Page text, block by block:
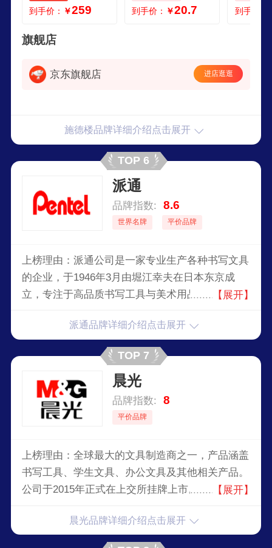
生日礼物 施德楼学
绘画礼盒
到手价： ￥259
用品 玫红桔2块装5
到手价： ￥20.7
M 橙色
到手价：
旗舰店
京东旗舰店 进店逛逛
施德楼品牌详细介绍点击展开
TOP 6
派通
品牌指数: 8.6
世界名牌 平价品牌
上榜理由：派通公司是一家专业生产各种书写文具
的企业，于1946年3月由堀江幸夫在日本东京成
立，专注于高品质书写工具与美术用品，以自动铅
【展开】
派通品牌详细介绍点击展开
TOP 7
晨光
品牌指数: 8
平价品牌
上榜理由：全球最大的文具制造商之一，产品涵盖
书写工具、学生文具、办公文具及其他相关产品。
公司于2015年正式在上交所挂牌上市。作为深受中
文具的创新之路，完成从中国制造向中国创造的华
【展开】
晨光品牌详细介绍点击展开